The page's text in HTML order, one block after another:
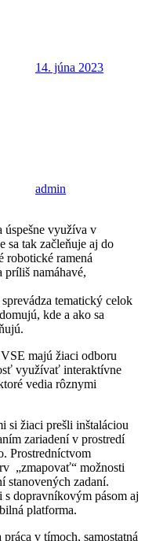
14. júna 2023
admin
úspešne využíva v
sa tak začleňuje aj do
robotické ramená
príliš namáhavé,
tematický celok
kde a ako sa
majú žiaci odboru
využívať interaktívne
vedia rôznymi
si žiaci prešli inštaláciou
zariadení v prostredí
Prostredníctvom
„zmapovať“ možnosti
stanovených zadaní.
dopravníkovým pásom aj
platforma.
v tímoch, samostatná